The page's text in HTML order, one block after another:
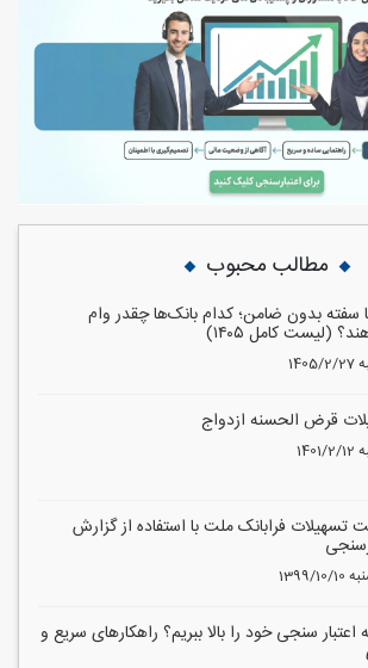
مطالب محبوب
سفته بدون ضامن؛ کدام بانک‌ها چقدر وام
(لیست کامل ۱۴۰۵)
قرض الحسنه ازدواج
تسهیلات فرابانک ملت با استفاده از گزارش
اعتبار سنجی خود را بالا ببریم؟ راهکارهای سریع و